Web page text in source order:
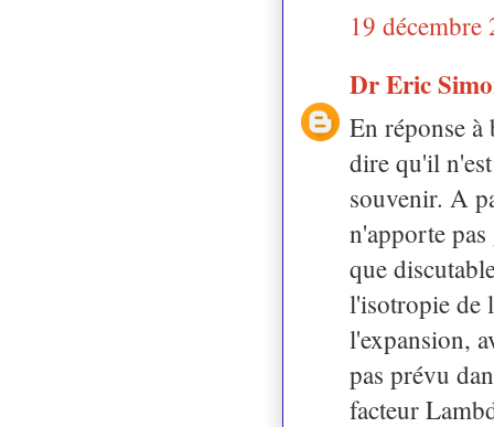
19
Dr Eric
En réponse
dire qu'il
souvenir. A
n'apporte
que
l'isotropie de
l'expansion,
pas prévu
facteur